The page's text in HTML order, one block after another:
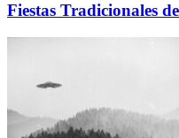
Fiestas Tradicionales